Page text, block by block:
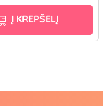
Į KREPŠELĮ